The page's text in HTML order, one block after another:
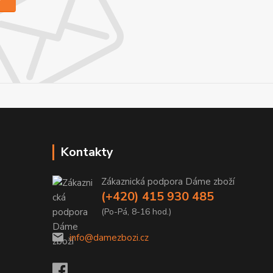
Kontakty
Zákaznická podpora Dáme zboží
(+420) 415 930 485
(Po-Pá, 8-16 hod.)
info@damezbozi.cz